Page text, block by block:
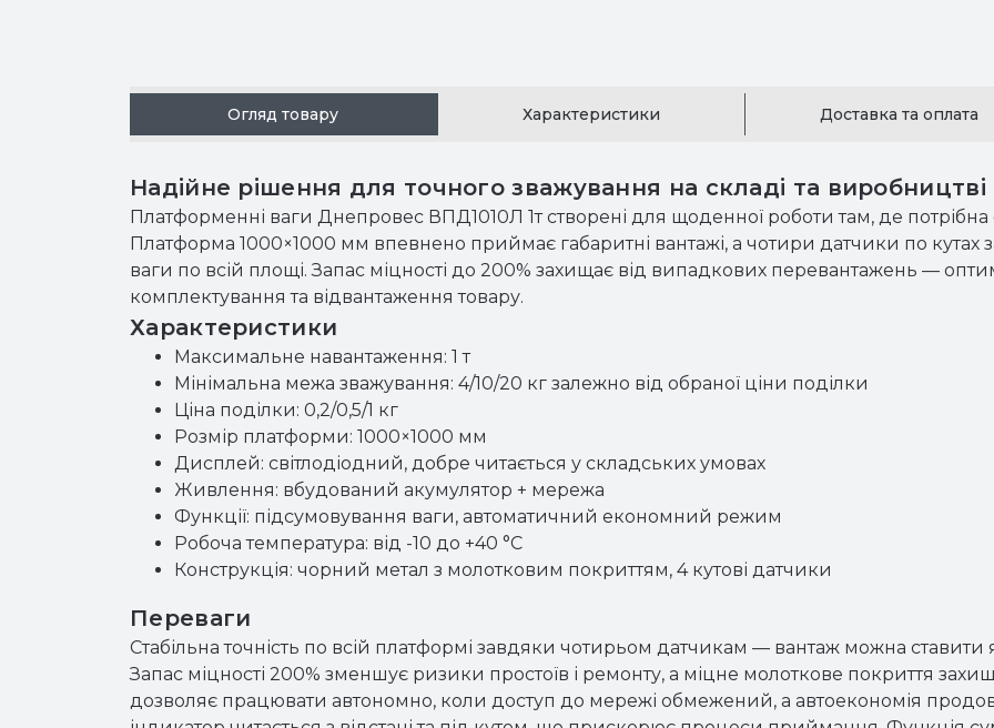
Огляд товару Характеристики Доставка та оплата
Надійне рішення для точного зважування на складі та виробництві
Платформенні ваги Днепровес ВПД1010Л 1т створені для щоденної роботи там, де потрібна
Платформа 1000×1000 мм впевнено приймає габаритні вантажі, а чотири датчики по кутах
ваги по всій площі. Запас міцності до 200% захищає від випадкових перевантажень —
комплектування та відвантаження товару.
Характеристики
Максимальне навантаження: 1 т
Мінімальна межа зважування: 4/10/20 кг залежно від обраної ціни поділки
Ціна поділки: 0,2/0,5/1 кг
Розмір платформи: 1000×1000 мм
Дисплей: світлодіодний, добре читається у складських умовах
Живлення: вбудований акумулятор + мережа
Функції: підсумовування ваги, автоматичний економний режим
Робоча температура: від -10 до +40 °C
Конструкція: чорний метал з молотковим покриттям, 4 кутові датчики
Переваги
Стабільна точність по всій платформі завдяки чотирьом датчикам — вантаж можна ставити
Запас міцності 200% зменшує ризики простоїв і ремонту, а міцне молоткове покриття
дозволяє працювати автономно, коли доступ до мережі обмежений, а автоекономія